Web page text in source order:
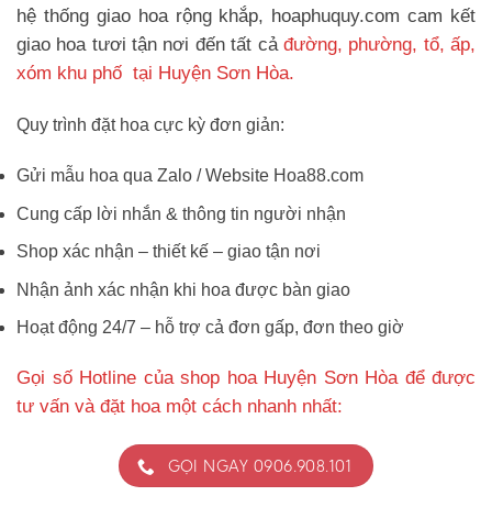
hệ thống giao hoa rộng khắp, hoaphuquy.com cam kết
giao hoa tươi tận nơi đến tất cả đường, phường, tổ, ấp,
xóm khu phố tại Huyện Sơn Hòa.
Quy trình đặt hoa cực kỳ đơn giản:
Gửi mẫu hoa qua Zalo / Website Hoa88.com
Cung cấp lời nhắn & thông tin người nhận
Shop xác nhận – thiết kế – giao tận nơi
Nhận ảnh xác nhận khi hoa được bàn giao
Hoạt động 24/7 – hỗ trợ cả đơn gấp, đơn theo giờ
Gọi số Hotline của shop hoa Huyện Sơn Hòa để được
tư vấn và đặt hoa một cách nhanh nhất:
GỌI NGAY 0906.908.101